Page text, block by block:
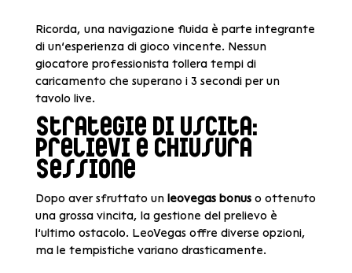
Ricorda, una navigazione fluida è parte integrante
di un’esperienza di gioco vincente. Nessun
giocatore professionista tollera tempi di
caricamento che superano i 3 secondi per un
tavolo live.
Strategie di Uscita:
Prelievi e Chiusura
Sessione
Dopo aver sfruttato un leovegas bonuso ottenuto
una grossa vincita, la gestione del prelievo è
l’ultimo ostacolo. LeoVegas offre diverse opzioni,
ma le tempistiche variano drasticamente.